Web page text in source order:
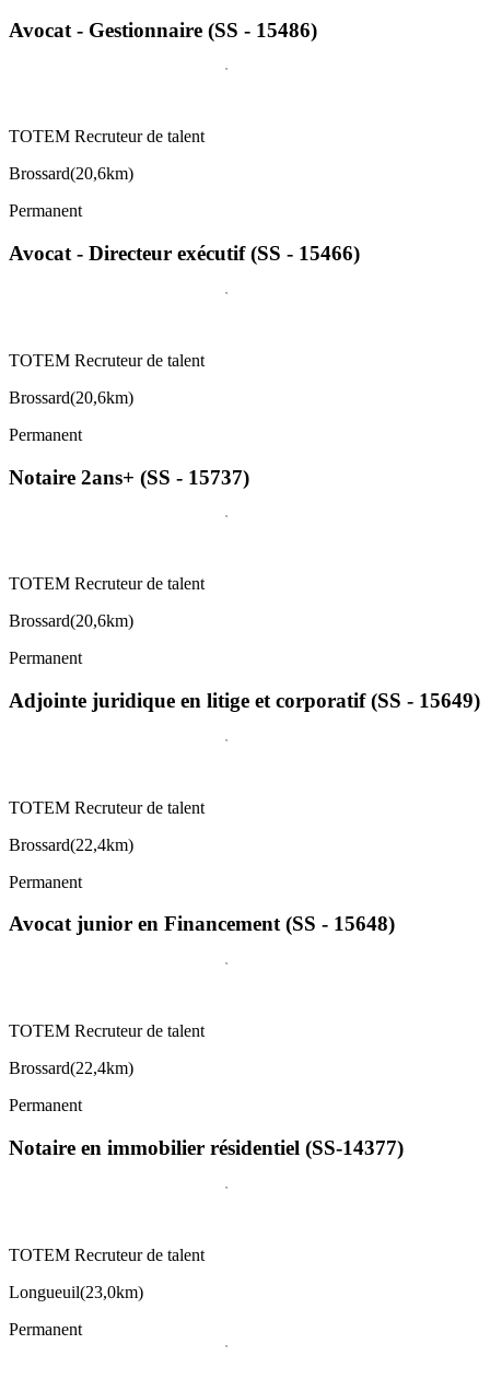
Avocat - Gestionnaire (SS - 15486)
TOTEM Recruteur de talent
Brossard(20,6km)
Permanent
Avocat - Directeur exécutif (SS - 15466)
TOTEM Recruteur de talent
Brossard(20,6km)
Permanent
Notaire 2ans+ (SS - 15737)
TOTEM Recruteur de talent
Brossard(20,6km)
Permanent
Adjointe juridique en litige et corporatif (SS - 15649)
TOTEM Recruteur de talent
Brossard(22,4km)
Permanent
Avocat junior en Financement (SS - 15648)
TOTEM Recruteur de talent
Brossard(22,4km)
Permanent
Notaire en immobilier résidentiel (SS-14377)
TOTEM Recruteur de talent
Longueuil(23,0km)
Permanent